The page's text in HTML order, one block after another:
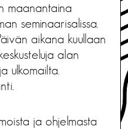
maanantaina
seminaarisalissa.
aikana kuullaan
alan
ulkomailta.
ja ohjelmasta